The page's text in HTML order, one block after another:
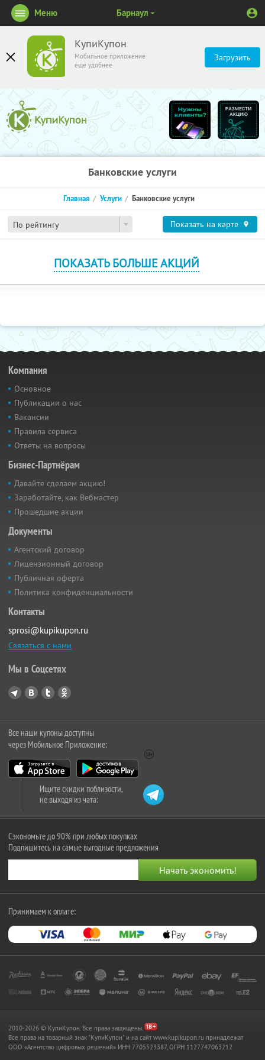
КупиКупон
Мобильное приложение
ещё удобнее
Загрузить
Меню Барнаул
Банковские услуги
По рейтингу
Главная Услуги Банковские услуги
Показать на карте
ПОКАЗАТЬ БОЛЬШЕ АКЦИЙ
Компания
Основное
Публикации о нас
Вакансии
Правила сервиса
Ответы на вопросы
Бизнес-Партнёрам
Давайте сделаем акцию!
Заработайте, как Вебмастер
Прошедшие акции
Документы
Агентский договор
Лицензионный договор
Публичная оферта
Политика конфиденциальности
Контакты
sprosi@kupikupon.ru
Связаться с нами
Мы в Соцсетях
Все наши купоны доступны
через Мобильное Приложение:
Ищите скидки поблизости,
не выходя из чата:
Сэкономьте до 90% при любых покупках
Подпишитесь на самые выгодные предложения
Принимаем к оплате:
2010-2026 © КупиКупон. Все права защищены.
Все права на товарный знак "КупиКупон" и на сайт www.kupikupon.ru принадлежат
OOO «Агентство цифровых решений» ИНН 7705523387, ОГРН 1127747063212